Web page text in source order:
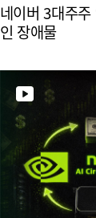
네이버 3대주
인 장애물